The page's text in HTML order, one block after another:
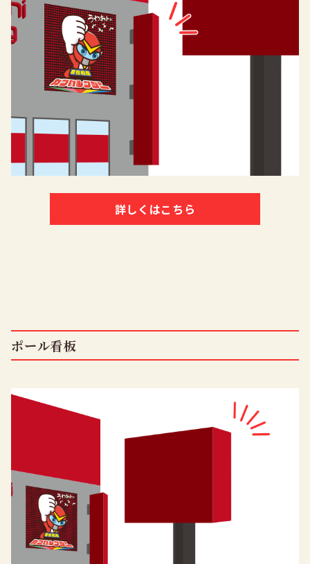
詳しくはこちら
ポール看板